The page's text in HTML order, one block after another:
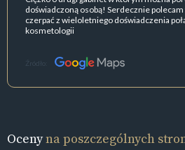
doświadczoną osobą! Serdecznie
czerpać z wieloletniego doświadczenia
kosmetologii
Źródło:
Ocenyna poszczególnych